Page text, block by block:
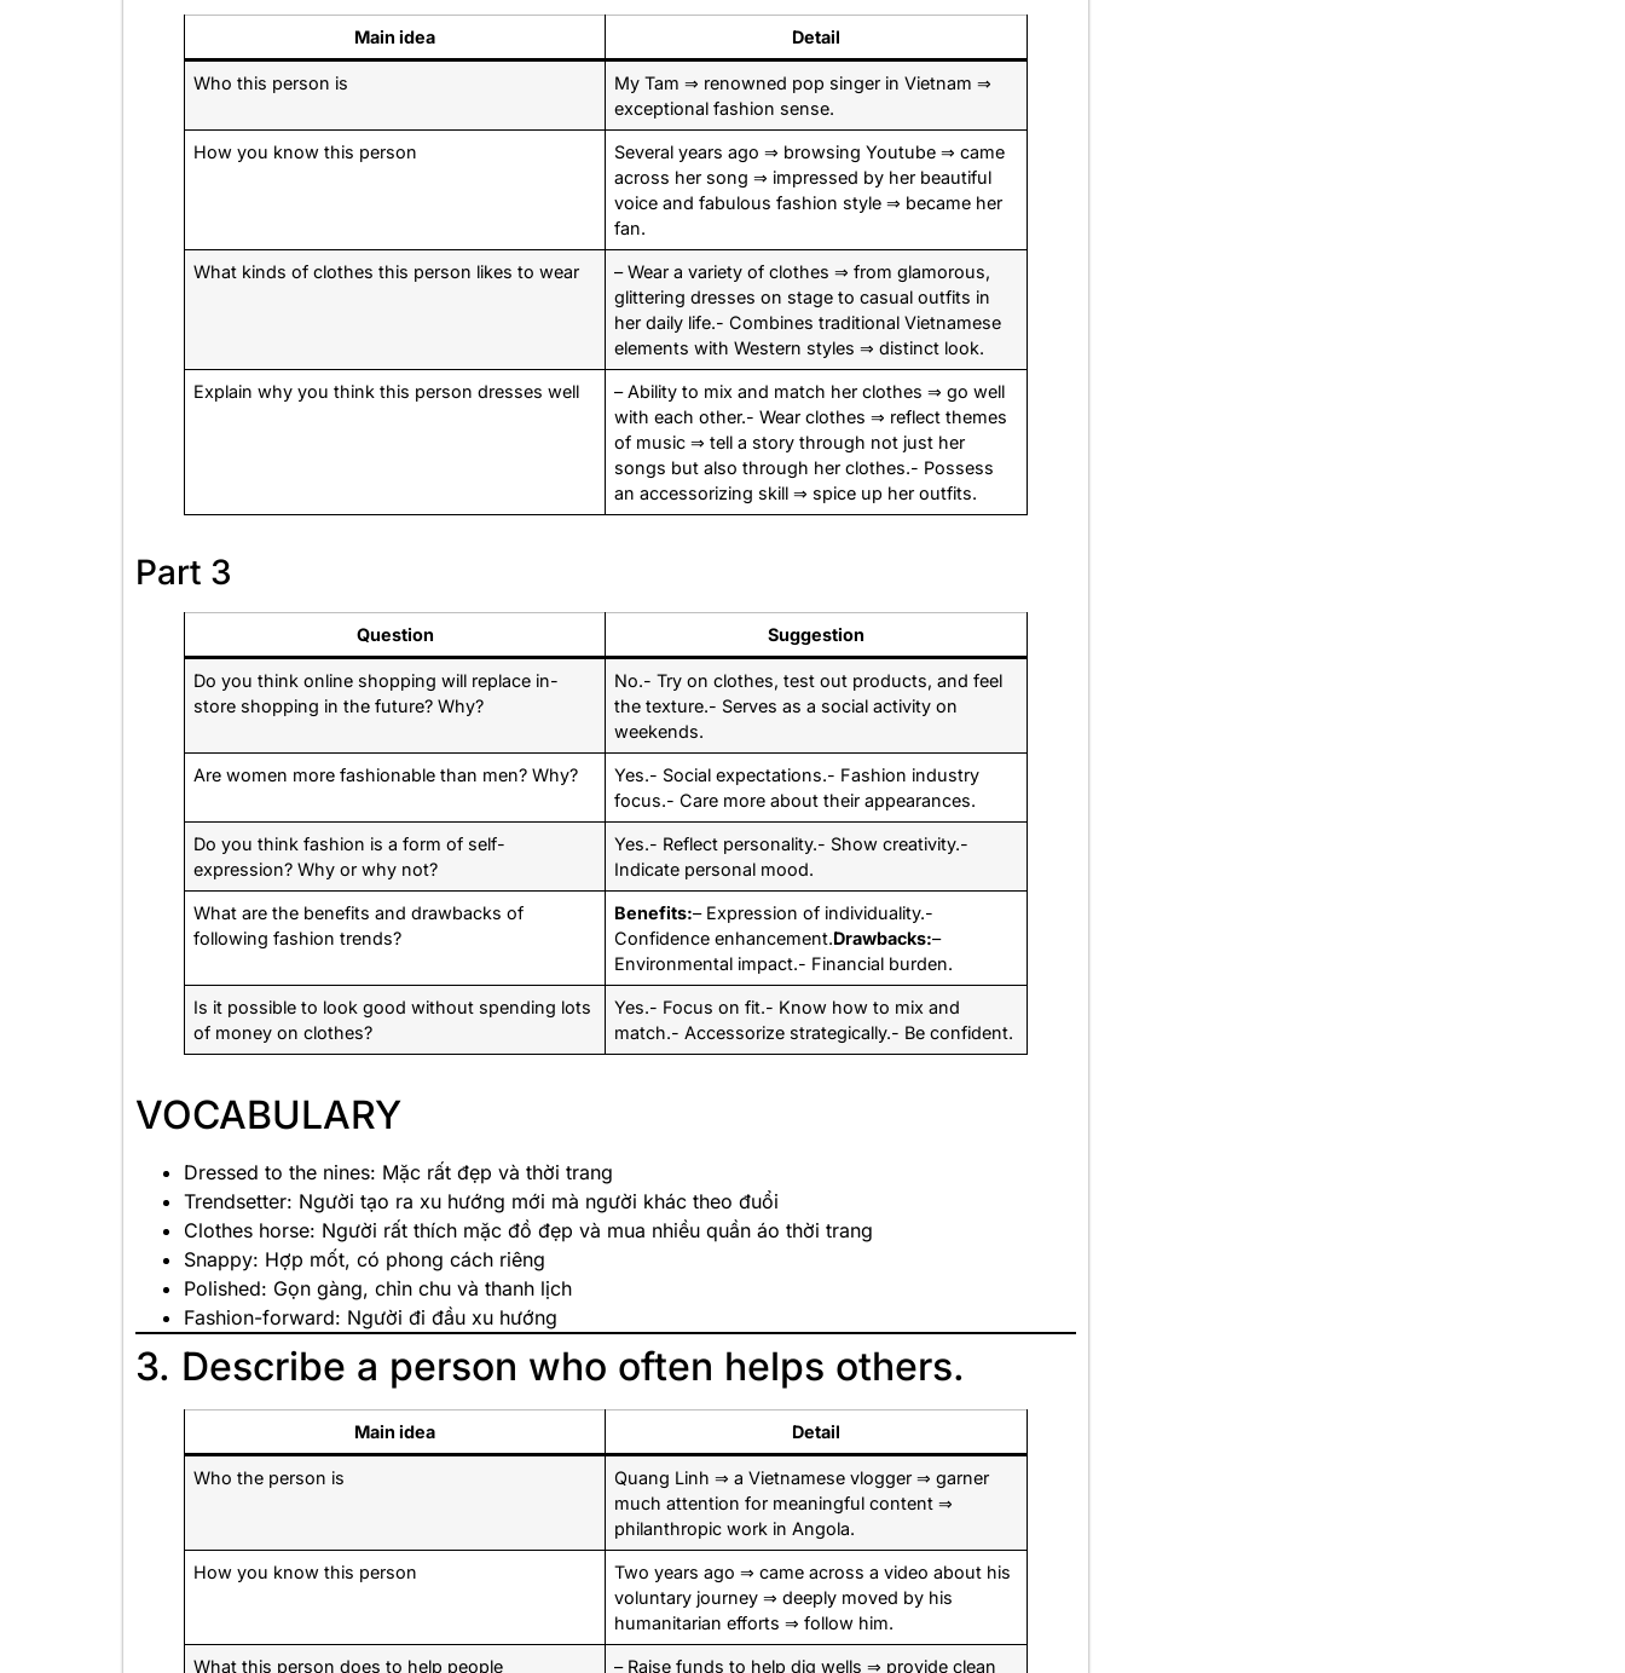
Main idea Detail
Who this person is
My Tam ⇒ renowned pop singer in Vietnam ⇒
exceptional fashion sense.
How you know this person
Several years ago ⇒ browsing Youtube ⇒ came
across her song ⇒ impressed by her beautiful
voice and fabulous fashion style ⇒ became her
fan.
What kinds of clothes this person likes to wear
– Wear a variety of clothes ⇒ from glamorous,
glittering dresses on stage to casual outfits in
her daily life.- Combines traditional Vietnamese
elements with Western styles ⇒ distinct look.
Explain why you think this person dresses well
– Ability to mix and match her clothes ⇒ go well
with each other.- Wear clothes ⇒ reflect themes
of music ⇒ tell a story through not just her
songs but also through her clothes.- Possess
an accessorizing skill ⇒ spice up her outfits.
Part 3
Question Suggestion
Do you think online shopping will replace in-
store shopping in the future? Why?
No.- Try on clothes, test out products, and feel
the texture.- Serves as a social activity on
weekends.
Are women more fashionable than men? Why?
Yes.- Social expectations.- Fashion industry
focus.- Care more about their appearances.
Do you think fashion is a form of self-
expression? Why or why not?
Yes.- Reflect personality.- Show creativity.-
Indicate personal mood.
What are the benefits and drawbacks of
following fashion trends?
Benefits:– Expression of individuality.-
Confidence enhancement.Drawbacks:–
Environmental impact.- Financial burden.
Is it possible to look good without spending lots
of money on clothes?
Yes.- Focus on fit.- Know how to mix and
match.- Accessorize strategically.- Be confident.
VOCABULARY
Dressed to the nines: Mặc rất đẹp và thời trang
Trendsetter: Người tạo ra xu hướng mới mà người khác theo đuổi
Clothes horse: Người rất thích mặc đồ đẹp và mua nhiều quần áo thời trang
Snappy: Hợp mốt, có phong cách riêng
Polished: Gọn gàng, chỉn chu và thanh lịch
Fashion-forward: Người đi đầu xu hướng
3. Describe a person who often helps others.
Main idea Detail
Who the person is
Quang Linh ⇒ a Vietnamese vlogger ⇒ garner
much attention for meaningful content ⇒
philanthropic work in Angola.
How you know this person
Two years ago ⇒ came across a video about his
voluntary journey ⇒ deeply moved by his
humanitarian efforts ⇒ follow him.
What this person does to help people – Raise funds to help dig wells ⇒ provide clean